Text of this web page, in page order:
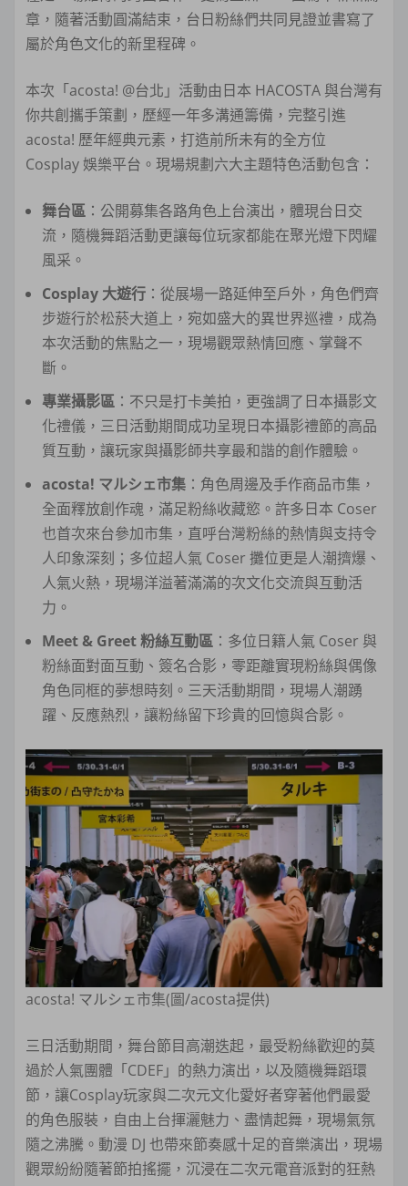
章，隨著活動圓滿結束，台日粉絲們共同見證並書寫了
屬於角色文化的新里程碑。
本次「acosta! @台北」活動由日本 HACOSTA 與台灣有
你共創攜手策劃，歷經一年多溝通籌備，完整引進
acosta! 歷年經典元素，打造前所未有的全方位
Cosplay 娛樂平台。現場規劃六大主題特色活動包含：
舞台區 ：公開募集各路角色上台演出，體現台日交
流，隨機舞蹈活動更讓每位玩家都能在聚光燈下閃耀
風采。
Cosplay 大遊行 ：從展場一路延伸至戶外，角色們齊
步遊行於松菸大道上，宛如盛大的異世界巡禮，成為
本次活動的焦點之一，現場觀眾熱情回應、掌聲不
斷。
專業攝影區 ：不只是打卡美拍，更強調了日本攝影文
化禮儀，三日活動期間成功呈現日本攝影禮節的高品
質互動，讓玩家與攝影師共享最和諧的創作體驗。
acosta! マルシェ市集 ：角色周邊及手作商品市集，
全面釋放創作魂，滿足粉絲收藏慾。許多日本 Coser
也首次來台參加市集，直呼台灣粉絲的熱情與支持令
人印象深刻；多位超人氣 Coser 攤位更是人潮擠爆、
人氣火熱，現場洋溢著滿滿的次文化交流與互動活
力。
Meet & Greet 粉絲互動區 ：多位日籍人氣 Coser 與
粉絲面對面互動、簽名合影，零距離實現粉絲與偶像
角色同框的夢想時刻。三天活動期間，現場人潮踴
躍、反應熱烈，讓粉絲留下珍貴的回憶與合影。
acosta! マルシェ市集(圖/acosta提供)
三日活動期間，舞台節目高潮迭起，最受粉絲歡迎的莫
過於人氣團體「CDEF」的熱力演出，以及隨機舞蹈環
節，讓Cosplay玩家與二次元文化愛好者穿著他們最愛
的角色服裝，自由上台揮灑魅力、盡情起舞，現場氣氛
隨之沸騰。動漫 DJ 也帶來節奏感十足的音樂演出，現場
觀眾紛紛隨著節拍搖擺，沉浸在二次元電音派對的狂熱